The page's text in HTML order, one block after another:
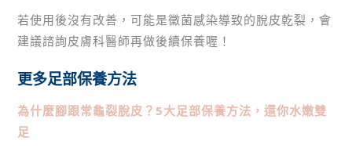
若使用後沒有改善，可能是黴菌感染導致的脫皮乾裂，會
建議諮詢皮膚科醫師再做後續保養喔！
更多足部保養方法
為什麼腳跟常龜裂脫皮？5大足部保養方法，還你水嫩雙
足